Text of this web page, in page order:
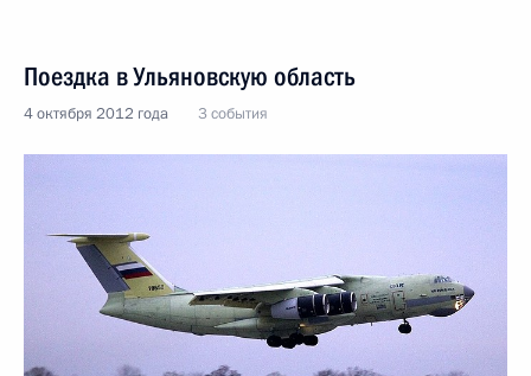
Поездка в Ульяновскую область
4 октября 2012 года 3 события